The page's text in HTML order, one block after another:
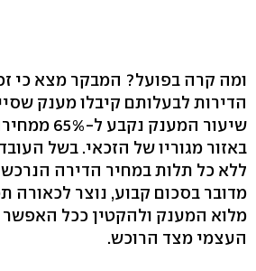
ומה קרה בפועל? המבקר מצא כי
הדירות לבעלותם קיבלו מענק
שיעור
באזור מגוריו של הזכאי. בשל
ללא כל תלות במחיר הדירה
מדובר בסכום קבוע, נוצר לכאורה
מלוא המענק ולהקטין ככל האפשר
העצמי מצד הרוכש.